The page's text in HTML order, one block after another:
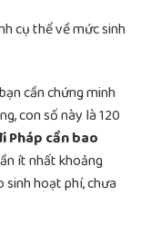
cụ thể về mức sinh
cần chứng minh
con số này là 120
Pháp cần bao
ít nhất khoảng
hoạt phí, chưa